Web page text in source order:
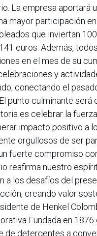
La empresa aportará
mayor participación
que inviertan
euros. Además,
en el mes de su
y
conectando el
punto culminante
es celebrar la
impacto positivo a
orgullosos de ser
fuerte compromiso
reafirma nuestro
a los desafíos del
creando valor
de Henkel
Fundada en
de detergentes a